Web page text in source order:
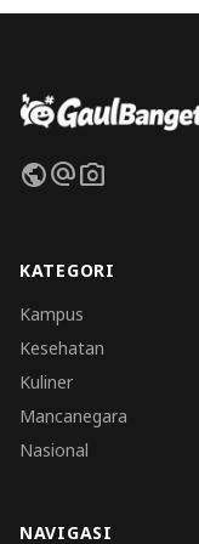
publicalternate_emailphoto_camera
KATEGORI
Kampus
Kesehatan
Kuliner
Mancanegara
Nasional
NAVIGASI